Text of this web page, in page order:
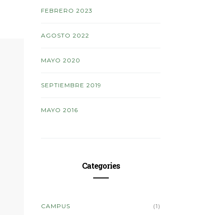
FEBRERO 2023
AGOSTO 2022
MAYO 2020
SEPTIEMBRE 2019
MAYO 2016
Categories
CAMPUS (1)